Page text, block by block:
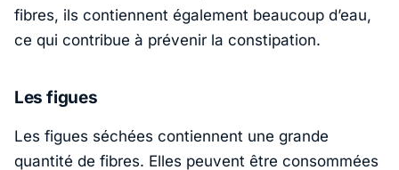
fibres, ils contiennent également beaucoup d’eau,
ce qui contribue à prévenir la constipation.
Les figues
Les figues séchées contiennent une grande
quantité de fibres. Elles peuvent être consommées